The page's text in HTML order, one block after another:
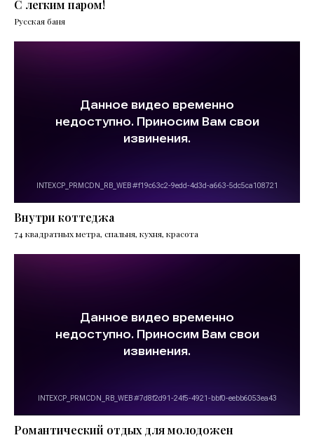
С легким паром!
Русская баня
Внутри коттеджа
74 квадратных метра, спальня, кухня, красота
Романтический отдых для молодожен